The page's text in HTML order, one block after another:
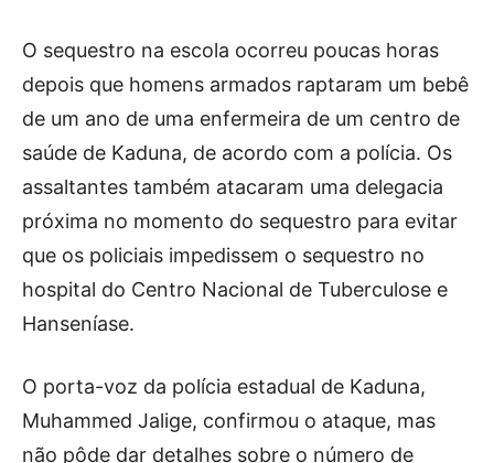
O sequestro na escola ocorreu poucas horas
depois que homens armados raptaram um bebê
de um ano de uma enfermeira de um centro de
saúde de Kaduna, de acordo com a polícia. Os
assaltantes também atacaram uma delegacia
próxima no momento do sequestro para evitar
que os policiais impedissem o sequestro no
hospital do Centro Nacional de Tuberculose e
Hanseníase.
O porta-voz da polícia estadual de Kaduna,
Muhammed Jalige, confirmou o ataque, mas
não pôde dar detalhes sobre o número de